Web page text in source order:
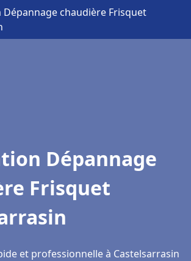
chaudière Frisquet
Dépannage
Frisquet
et professionnelle à Castelsarrasin